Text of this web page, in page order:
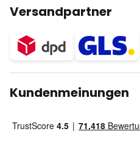
Versandpartner
Kundenmeinungen